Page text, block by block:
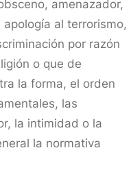
amenazador,
al terrorismo,
por razón
o que de
la forma, el orden
las
la intimidad o la
la normativa